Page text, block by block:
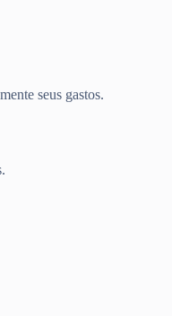
seus gastos.